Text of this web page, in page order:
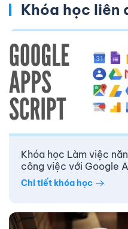
Khóa học liên
Khóa học Làm việc
công việc với Google
Chi tiết khóa học